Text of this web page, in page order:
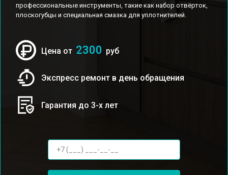
профессиональные инструменты, такие как набор отвёрток,
плоскогубцы и специальная смазка для уплотнителей.
Цена от 2300 руб
Экспресс ремонт в день обращения
Гарантия до 3-х лет